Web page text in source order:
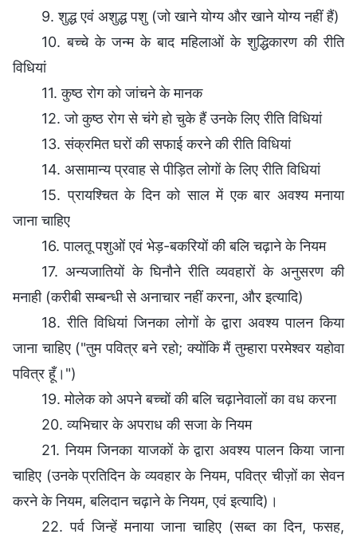
9. शुद्ध एवं अशुद्ध पशु (जो खाने योग्य और खाने योग्य नहीं हैं)
10. बच्चे के जन्म के बाद महिलाओं के शुद्धिकारण की रीति
विधियां
11. कुष्ठ रोग को जांचने के मानक
12. जो कुष्ठ रोग से चंगे हो चुके हैं उनके लिए रीति विधियां
13. संक्रमित घरों की सफाई करने की रीति विधियां
14. असामान्य प्रवाह से पीड़ित लोगों के लिए रीति विधियां
15. प्रायश्चित के दिन को साल में एक बार अवश्य मनाया
जाना चाहिए
16. पालतू पशुओं एवं भेड़-बकरियों की बलि चढ़ाने के नियम
17. अन्यजातियों के घिनौने रीति व्यवहारों के अनुसरण की
मनाही (करीबी सम्बन्धी से अनाचार नहीं करना, और इत्यादि)
18. रीति विधियां जिनका लोगों के द्वारा अवश्य पालन किया
जाना चाहिए ("तुम पवित्र बने रहो; क्योंकि मैं तुम्हारा परमेश्वर यहोवा
पवित्र हूँ।")
19. मोलेक को अपने बच्चों की बलि चढ़ानेवालों का वध करना
20. व्यभिचार के अपराध की सजा के नियम
21. नियम जिनका याजकों के द्वारा अवश्य पालन किया जाना
चाहिए (उनके प्रतिदिन के व्यवहार के नियम, पवित्र चीज़ों का सेवन
करने के नियम, बलिदान चढ़ाने के नियम, एवं इत्यादि)।
22. पर्व जिन्हें मनाया जाना चाहिए (सब्त का दिन, फसह,